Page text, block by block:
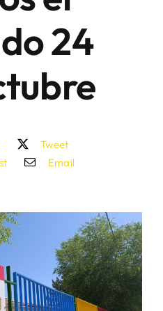
24
Tweet
Email